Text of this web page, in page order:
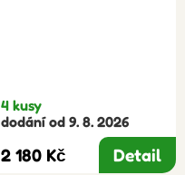
4 kusy
dodání od 9. 8. 2026
2 180 Kč Detail